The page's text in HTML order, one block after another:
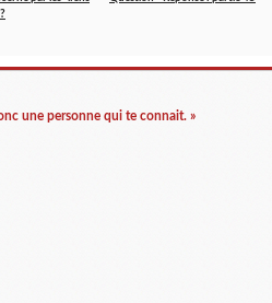
une personne qui te connait. »